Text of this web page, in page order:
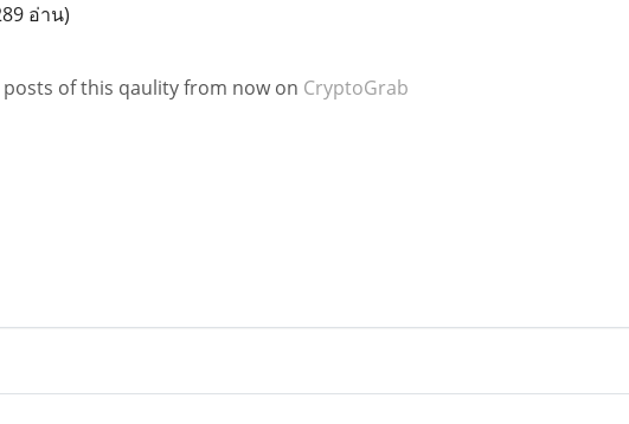
อ่าน)
of this qaulity from now on CryptoGrab